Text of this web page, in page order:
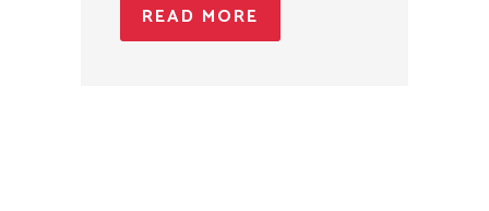
READ MORE